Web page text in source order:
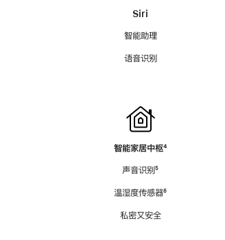
Siri
智能助理
语音识别
智能家居中枢脚
⁴
声音识别脚
⁵
温湿度传感器脚
⁶
私密又安全